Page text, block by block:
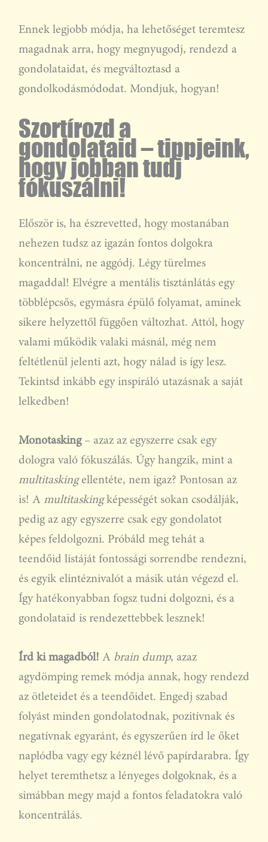
Ennek legjobb módja, ha lehetőséget teremtesz
magadnak arra, hogy megnyugodj, rendezd a
gondolataidat, és megváltoztasd a
gondolkodásmódodat. Mondjuk, hogyan!
Szortírozd a
gondolataid – tippjeink,
hogy jobban tudj
fókuszálni!
Először is, ha észrevetted, hogy mostanában
nehezen tudsz az igazán fontos dolgokra
koncentrálni, ne aggódj. Légy türelmes
magaddal! Elvégre a mentális tisztánlátás egy
többlépcsős, egymásra épülő folyamat, aminek
sikere helyzettől függően változhat. Attól, hogy
valami működik valaki másnál, még nem
feltétlenül jelenti azt, hogy nálad is így lesz.
Tekintsd inkább egy inspiráló utazásnak a saját
lelkedben!
Monotasking– azaz az egyszerre csak egy
dologra való fókuszálás. Úgy hangzik, mint a
multitaskingellentéte, nem igaz? Pontosan az
is! A multitaskingképességét sokan csodálják,
pedig az agy egyszerre csak egy gondolatot
képes feldolgozni. Próbáld meg tehát a
teendőid listáját fontossági sorrendbe rendezni,
és egyik elintéznivalót a másik után végezd el.
Így hatékonyabban fogsz tudni dolgozni, és a
gondolataid is rendezettebbek lesznek!
Írd ki magadból! A brain dump, azaz
agydömping remek módja annak, hogy rendezd
az ötleteidet és a teendőidet. Engedj szabad
folyást minden gondolatodnak, pozitívnak és
negatívnak egyaránt, és egyszerűen írd le őket
naplódba vagy egy kéznél lévő papírdarabra. Így
helyet teremthetsz a lényeges dolgoknak, és a
simábban megy majd a fontos feladatokra való
koncentrálás.